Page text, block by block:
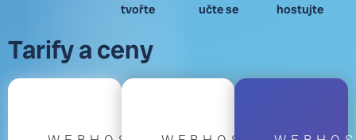
tvořte učte se hostujte
Tarify a ceny